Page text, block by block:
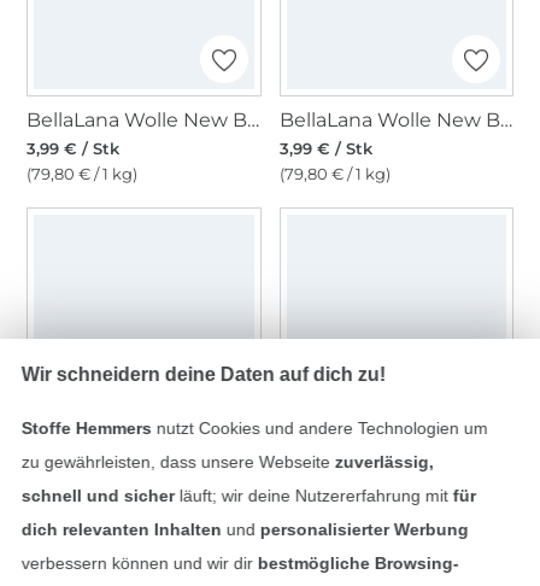
BellaLana Wolle New Bamboo 50gr. , lila-anthrazit
3,99 € / Stk
(79,80 € / 1 kg)
BellaLana Wolle New Bamboo 50gr. , grau-weiss
3,99 € / Stk
(79,80 € / 1 kg)
BellaLana Wolle New Bamboo 50gr. , wollweiss
3,99 € / Stk
5,49 € / Stk
Wir schneidern deine Daten auf dich zu!
Stoffe Hemmers nutzt Cookies und andere Technologien um
zu gewährleisten, dass unsere Webseite zuverlässig,
schnell und sicherläuft; wir deine Nutzererfahrung mitfür
dich relevanten Inhalten und personalisierter Werbung
verbessern können und wir dir bestmögliche Browsing-